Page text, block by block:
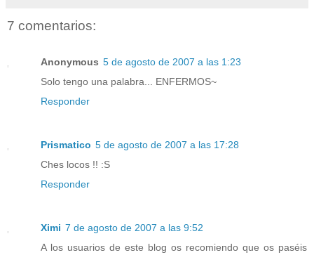
7 comentarios:
Anonymous 5 de agosto de 2007 a las 1:23
Solo tengo una palabra... ENFERMOS~
Responder
Prismatico 5 de agosto de 2007 a las 17:28
Ches locos !! :S
Responder
Ximi 7 de agosto de 2007 a las 9:52
A los usuarios de este blog os recomiendo que os paséis